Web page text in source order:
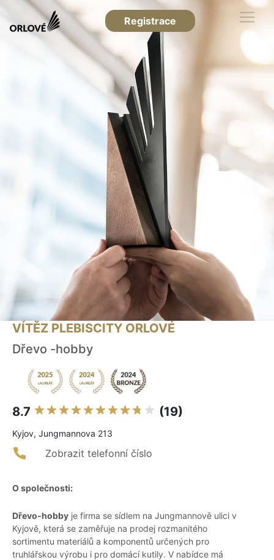
Registrace
VÍTĚZ PLEBISCITY ORLOVÉ
Dřevo -hobby
8.7 (19)
Kyjov, Jungmannova 213
Zobrazit telefonní číslo
O společnosti:
Dřevo-hobby je firma se sídlem na Jungmannově ulici v
Kyjově, která se zaměřuje na prodej rozmanitého
sortimentu materiálů a komponentů určených pro
truhlářskou výrobu i pro domácí kutily. V nabídce má